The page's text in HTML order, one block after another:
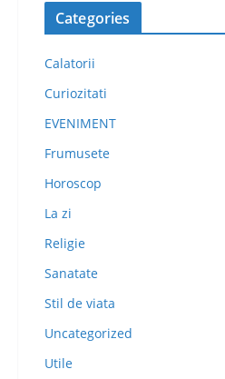
Categories
Calatorii
Curiozitati
EVENIMENT
Frumusete
Horoscop
La zi
Religie
Sanatate
Stil de viata
Uncategorized
Utile